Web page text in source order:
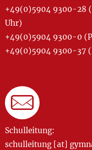
+49(0)5904 9300-28
Uhr)
+49(0)5904 9300-0
+49(0)5904 9300-37
Schulleitung:
schulleitung [at]